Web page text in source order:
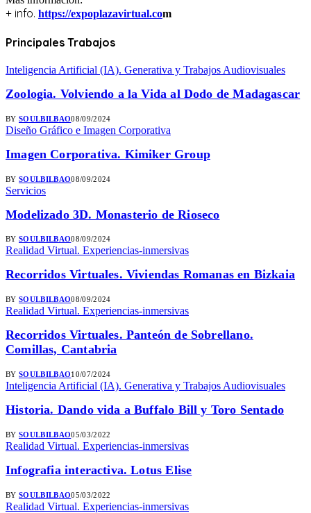
+ info. https://expoplazavirtual.com
Principales Trabajos
Inteligencia Artificial (IA). Generativa y Trabajos Audiovisuales
Zoologia. Volviendo a la Vida al Dodo de Madagascar
BY SOULBILBAO08/09/2024
Diseño Gráfico e Imagen Corporativa
Imagen Corporativa. Kimiker Group
BY SOULBILBAO08/09/2024
Servicios
Modelizado 3D. Monasterio de Rioseco
BY SOULBILBAO08/09/2024
Realidad Virtual. Experiencias-inmersivas
Recorridos Virtuales. Viviendas Romanas en Bizkaia
BY SOULBILBAO08/09/2024
Realidad Virtual. Experiencias-inmersivas
Recorridos Virtuales. Panteón de Sobrellano.
Comillas, Cantabria
BY SOULBILBAO10/07/2024
Inteligencia Artificial (IA). Generativa y Trabajos Audiovisuales
Historia. Dando vida a Buffalo Bill y Toro Sentado
BY SOULBILBAO05/03/2022
Realidad Virtual. Experiencias-inmersivas
Infografia interactiva. Lotus Elise
BY SOULBILBAO05/03/2022
Realidad Virtual. Experiencias-inmersivas